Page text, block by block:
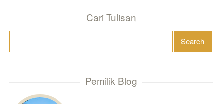
Cari Tulisan
Pemilik Blog